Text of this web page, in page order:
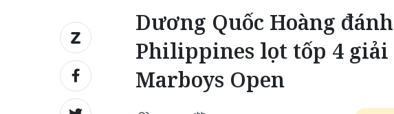
Dương Quốc Hoàng
Philippines lọt tốp 4
Marboys Open